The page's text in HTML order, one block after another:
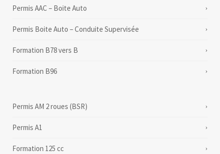
Permis AAC – Boite Auto
Permis Boite Auto – Conduite Supervisée
Formation B78 vers B
Formation B96
Permis AM 2 roues (BSR)
Permis A1
Formation 125 cc